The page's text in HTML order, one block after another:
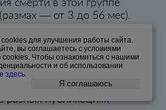
— от 3 до 56 мес).
продолжительности жизни
в последние десятилетия
искусственной
разных публикациях
для улучшения работы сайта.
вы соглашаетесь с условиями
Чтобы ознакомиться с нашими
и об использовании
здесь.
Я соглашаюсь